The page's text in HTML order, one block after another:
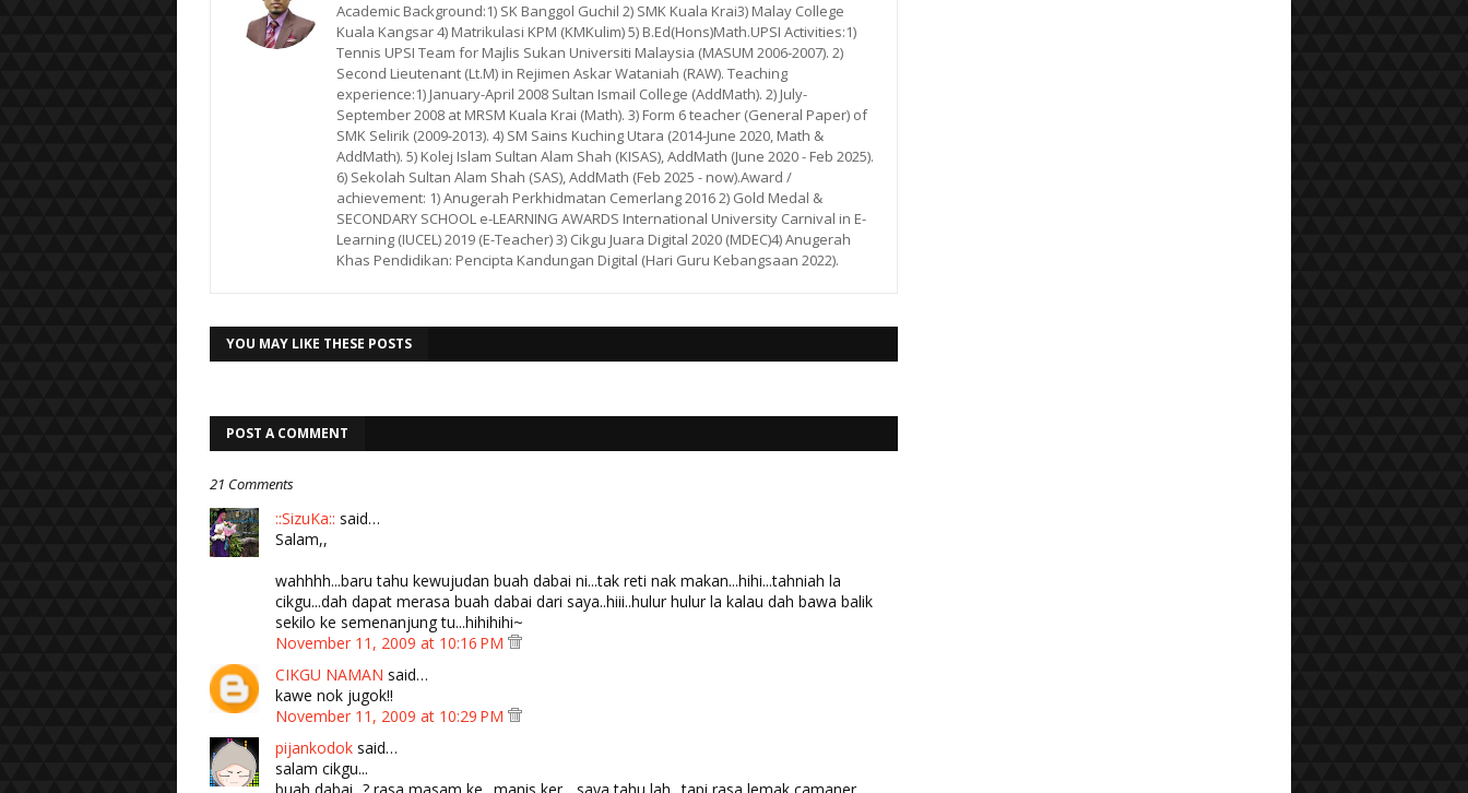
Academic Background:1) SK Banggol Guchil 2) SMK Kuala Krai3) Malay College
Kuala Kangsar 4) Matrikulasi KPM (KMKulim) 5) B.Ed(Hons)Math.UPSI Activities:1)
Tennis UPSI Team for Majlis Sukan Universiti Malaysia (MASUM 2006-2007). 2)
Second Lieutenant (Lt.M) in Rejimen Askar Wataniah (RAW). Teaching
experience:1) January-April 2008 Sultan Ismail College (AddMath). 2) July-
September 2008 at MRSM Kuala Krai (Math). 3) Form 6 teacher (General Paper) of
SMK Selirik (2009-2013). 4) SM Sains Kuching Utara (2014-June 2020, Math &
AddMath). 5) Kolej Islam Sultan Alam Shah (KISAS), AddMath (June 2020 - Feb 2025).
6) Sekolah Sultan Alam Shah (SAS), AddMath (Feb 2025 - now).Award /
achievement: 1) Anugerah Perkhidmatan Cemerlang 2016 2) Gold Medal &
SECONDARY SCHOOL e-LEARNING AWARDS International University Carnival in E-
Learning (IUCEL) 2019 (E-Teacher) 3) Cikgu Juara Digital 2020 (MDEC)4) Anugerah
Khas Pendidikan: Pencipta Kandungan Digital (Hari Guru Kebangsaan 2022).
YOU MAY LIKE THESE POSTS
POST A COMMENT
21 Comments
::SizuKa:: said…
Salam,,
wahhhh...baru tahu kewujudan buah dabai ni...tak reti nak makan...hihi...tahniah la
cikgu...dah dapat merasa buah dabai dari saya..hiii..hulur hulur la kalau dah bawa balik
sekilo ke semenanjung tu...hihihihi~
November 11, 2009 at 10:16 PM
CIKGU NAMAN said…
kawe nok jugok!!
November 11, 2009 at 10:29 PM
pijankodok said…
salam cikgu...